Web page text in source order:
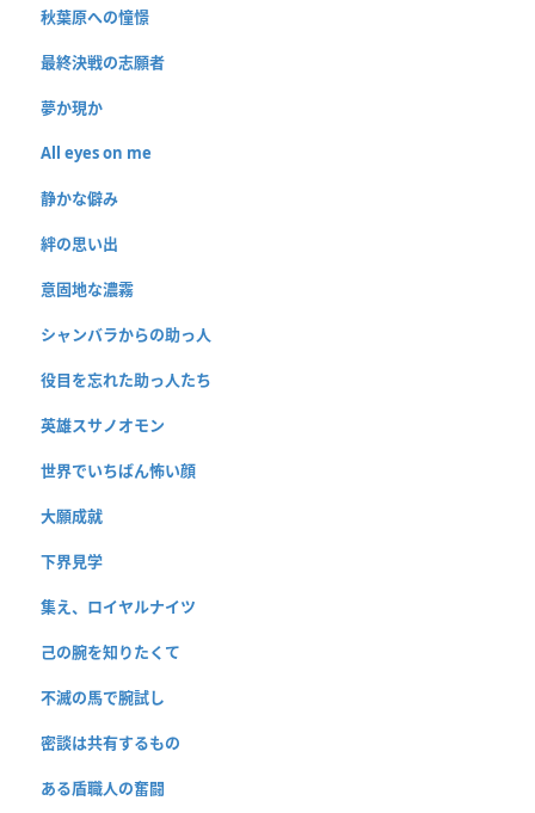
秋葉原への憧憬
最終決戦の志願者
夢か現か
All eyes on me
静かな僻み
絆の思い出
意固地な濃霧
シャンバラからの助っ人
役目を忘れた助っ人たち
英雄スサノオモン
世界でいちばん怖い顔
大願成就
下界見学
集え、ロイヤルナイツ
己の腕を知りたくて
不滅の馬で腕試し
密談は共有するもの
ある盾職人の奮闘